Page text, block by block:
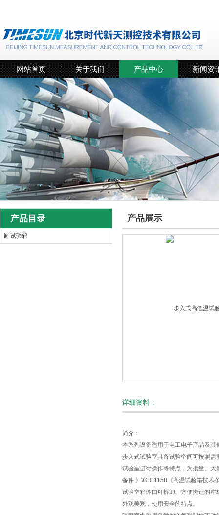
网站首页 关于我们 产品中心 新闻资
产品目录
试验箱
产品展示
详细资料：
简介：
本系列设备适用于电工电子产品及
步入式试验室具备试验空间可按照
试验室进行操作等特点，为批量、
备件 》\GB11158《高温试验箱技术
试验室箱体由可拆卸、方便搬迁的
外观美观，使用安全的特点。